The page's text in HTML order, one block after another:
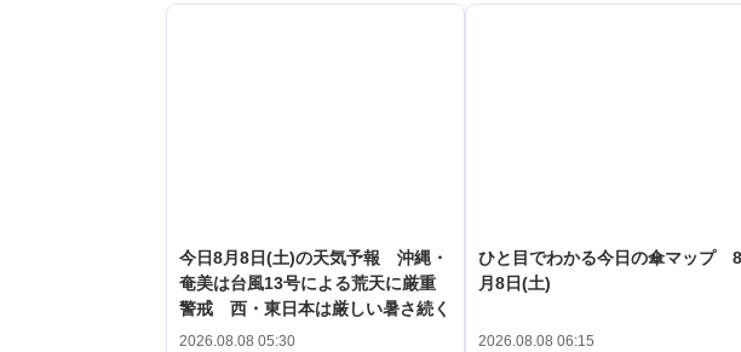
今日8月8日(土)の天気予報 沖縄・
奄美は台風13号による荒天に厳重
警戒 西・東日本は厳しい暑さ続く
2026.08.08 05:30
ひと目でわかる今日の傘マップ 8
月8日(土)
2026.08.08 06:15